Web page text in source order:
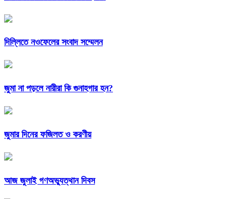
দিল্লিতে নওফেলের সংবাদ সম্মেলন
জুমা না পড়লে নারীরা কি গুনাহগার হন?
জুমার দিনের ফজিলত ও করণীয়
আজ জুলাই গণঅভ্যুত্থান দিবস